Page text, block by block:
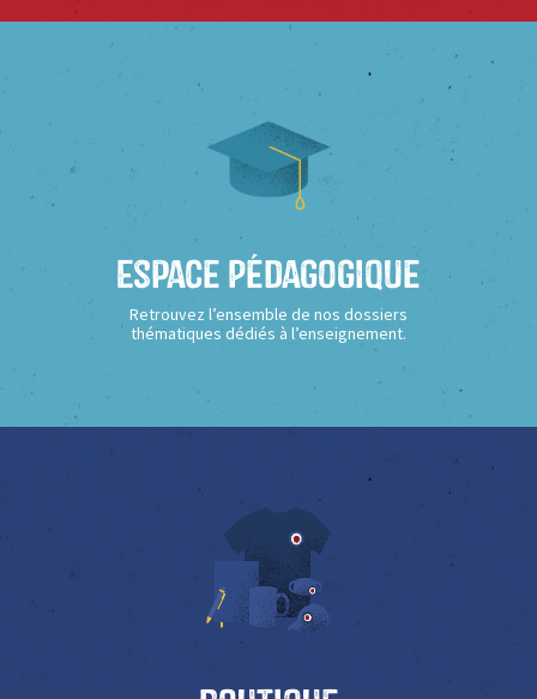
Espace Pédagogique
Retrouvez l’ensemble de nos dossiers
thématiques dédiés à l’enseignement.